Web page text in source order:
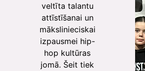
veltīta talantu
attīstīšanai un
mākslinieciskai
izpausmei hip-
hop kultūras
jomā. Šeit tiek